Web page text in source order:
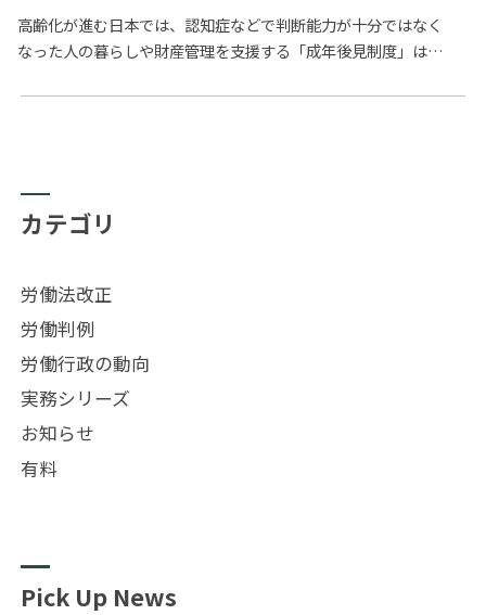
高齢化が進む日本では、認知症などで判断能力が十分ではなく
なった人の暮らしや財産管理を支援する「成年後見制度」は
制度についてい…
カテゴリ
労働法改正
労働判例
労働行政の動向
実務シリーズ
お知らせ
有料
Pick Up News